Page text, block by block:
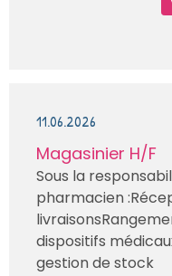
11.06.2026
Magasinier H/F
Sous la
pharmacien
dispositifs
gestion de stock